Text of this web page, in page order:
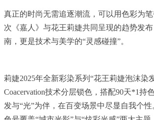
真正的时尚无需追逐潮流，可以用色彩为
次《嘉人》与花王莉婕共同呈现的趋势发
南，更是技术与美学的“灵感碰撞”。
莉婕2025年全新彩染系列“花王莉婕泡沫染
Coacervation技术分层锁色，搭配90天*1持
发与“光”为伴，在百变场景中尽显自我个